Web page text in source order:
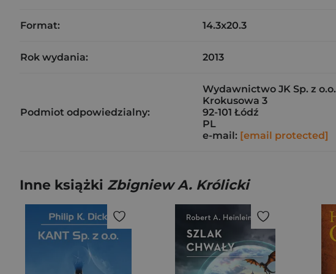
Format: 14.3x20.3
Rok wydania: 2013
Podmiot odpowiedzialny:
Wydawnictwo JK Sp. z o.o.
Krokusowa 3
92-101 Łódź
PL
e-mail: [email protected]
Inne książki Zbigniew A. Królicki